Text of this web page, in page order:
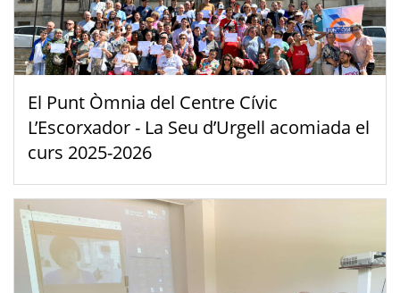
El Punt Òmnia del Centre Cívic
L’Escorxador - La Seu d’Urgell acomiada el
curs 2025-2026